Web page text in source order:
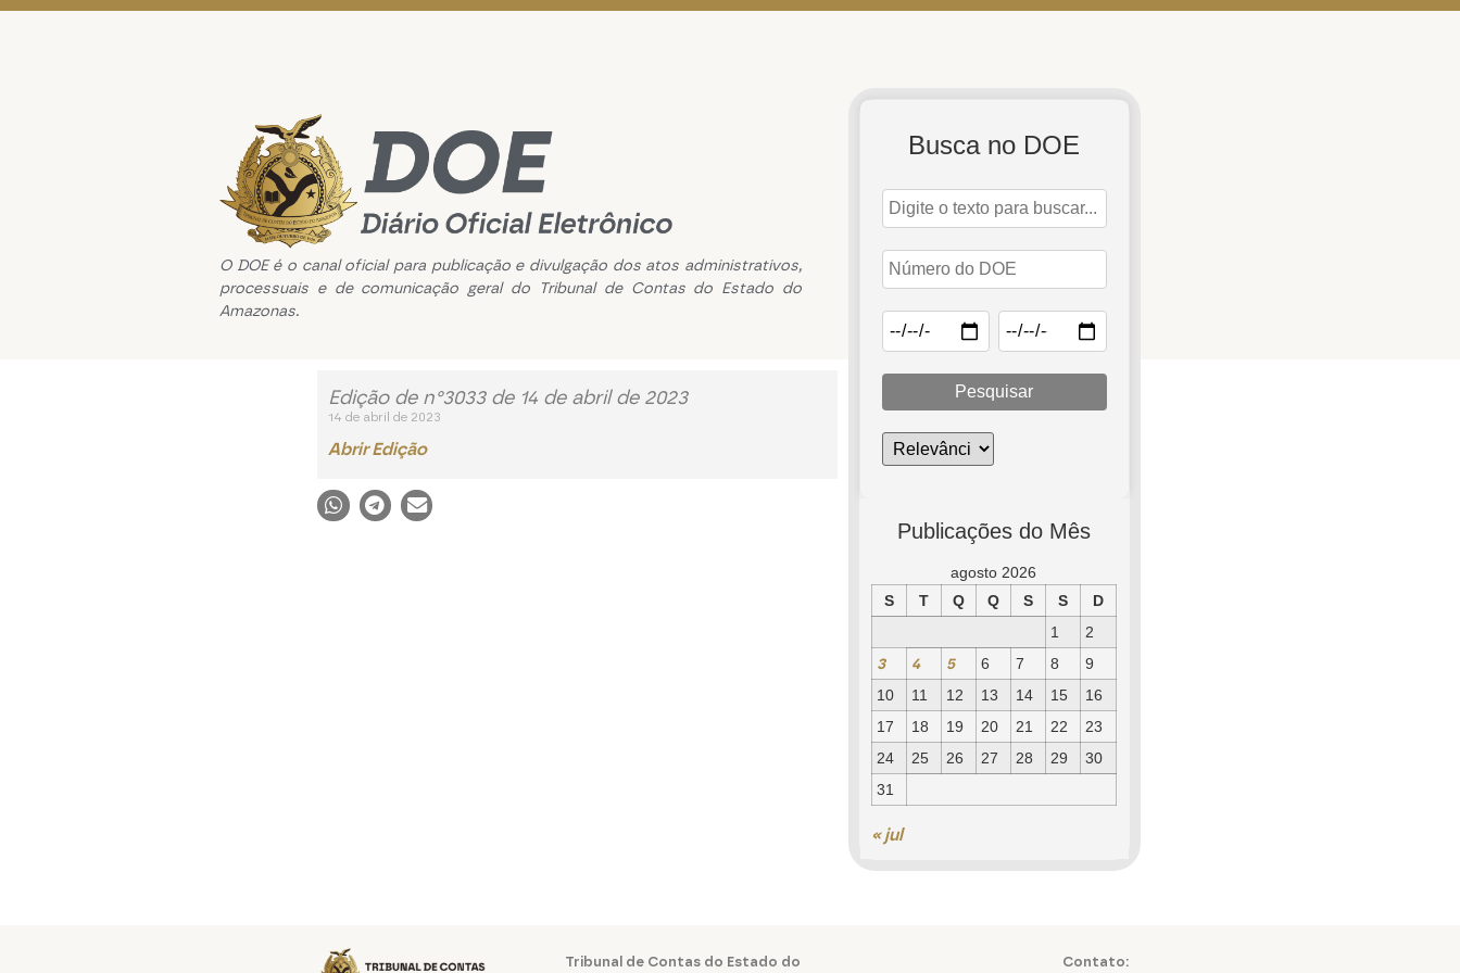
O DOE é o canal oficial para publicação e divulgação dos atos administrativos,
processuais e de comunicação geral do Tribunal de Contas do Estado do
Amazonas.
Edição de n°3033 de 14 de abril de 2023
14 de abril de 2023
Abrir Edição
Busca no DOE
Pesquisar
Publicações do Mês
agosto 2026
S
T Q Q S S
D
1
2
3 4 5 6 7 8
9
10
11 12 13 14 15
16
17
18 19 20 21 22
23
24
25 26 27 28 29
30
31
« jul
Tribunal de Contas do Estado do Contato: